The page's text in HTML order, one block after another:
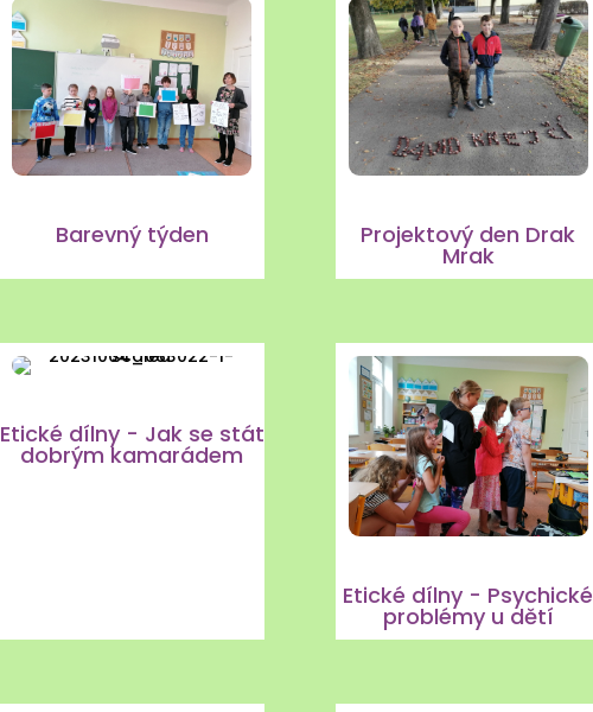
Barevný týden Projektový den Drak
Mrak
Etické dílny - Jak se stát
dobrým kamarádem
Etické dílny - Psychické
problémy u dětí